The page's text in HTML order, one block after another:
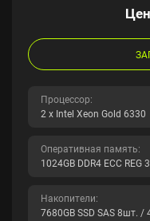
Процессор:
2 x Intel Xeon Gold 6330
Оперативная память:
1024GB DDR4 ECC REG
Накопители:
7680GB SSD SAS 8шт. /